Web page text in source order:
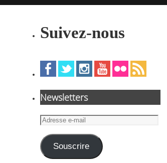
Suivez-nous
Newsletters
Adresse
mail Souscrire